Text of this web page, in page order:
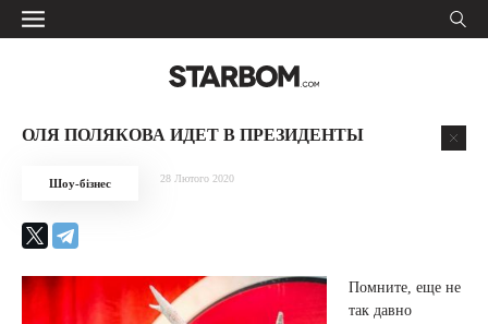
ОЛЯ ПОЛЯКОВА ИДЕТ В ПРЕЗИДЕНТЫ
Шоу-бізнес 28 Лютого 2020
Помните, еще не
так давно